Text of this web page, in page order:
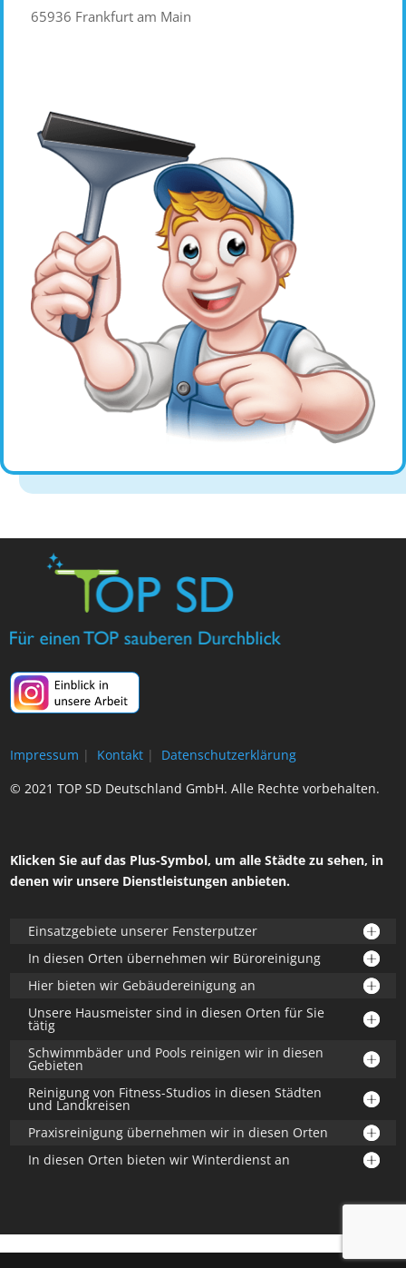
65936 Frankfurt am Main
Impressum | Kontakt |
Datenschutzerklärung
© 2021 TOP SD Deutschland GmbH. Alle Rechte vorbehalten.
Klicken Sie auf das Plus-Symbol, um alle Städte zu sehen, in
denen wir unsere Dienstleistungen anbieten.
Einsatzgebiete unserer Fensterputzer
In diesen Orten übernehmen wir Büroreinigung
Hier bieten wir Gebäudereinigung an
Unsere Hausmeister sind in diesen Orten für Sie
tätig
Schwimmbäder und Pools reinigen wir in diesen
Gebieten
Reinigung von Fitness-Studios in diesen Städten
und Landkreisen
Praxisreinigung übernehmen wir in diesen Orten
In diesen Orten bieten wir Winterdienst an